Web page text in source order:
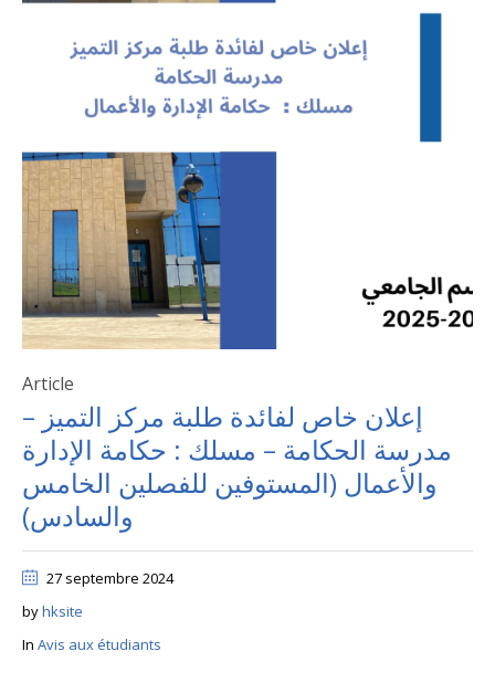
Article
إعلان خاص لفائدة طلبة مركز التميز –
مدرسة الحكامة – مسلك : حكامة الإدارة
والأعمال (المستوفين للفصلين الخامس
والسادس)
27 septembre 2024
byhksite
In Avis aux étudiants